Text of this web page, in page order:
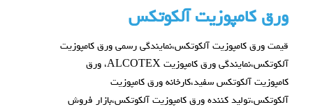
ورق کامپوزیت آلکوتکس
قیمت ورق کامپوزیت آلکوتکس،نمایندگی رسمی ورق کامپوزیت
آلکوتکس،
نمایندگی ورق کامپوزیت ALCOTEX، ورق
کامپوزیت آلکوتکس سفید،کارخانه ورق کامپوزیت
آلکوتکس،تولید کننده ورق کامپوزیت آلکوتکس،بازار فروش